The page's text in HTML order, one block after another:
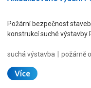
Požární bezpečnost
konstrukcí suché výstavby
suchá výstavba požárně
Více